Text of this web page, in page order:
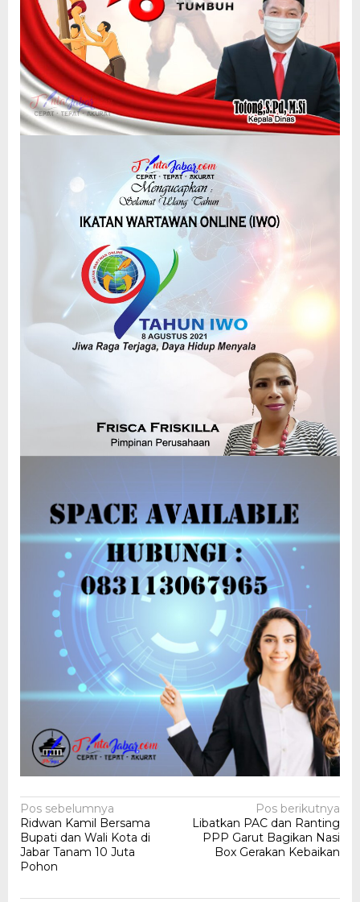
Navigasi
pos
Pos sebelumnya
Ridwan Kamil Bersama
Bupati dan Wali Kota di
Jabar Tanam 10 Juta
Pohon
Pos berikutnya
Libatkan PAC dan Ranting
PPP Garut Bagikan Nasi
Box Gerakan Kebaikan